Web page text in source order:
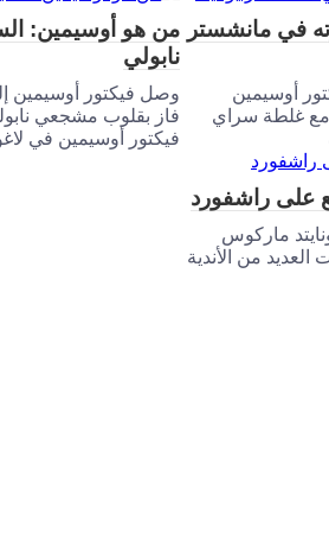
في مانشستر
أوسيمين
مع غلطة سراي
من هو أوسيمين:
نابولي
فاز بقلوب مشجعي
فيكتور أوسيمين في
على راشفورد
ماركوس
من الأندية